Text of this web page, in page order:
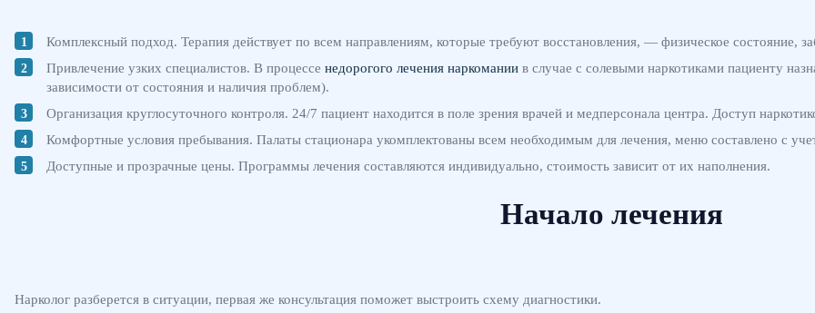
Комплексный подход. Терапия действует по всем направлениям, которые требуют восстановления, — физическое состояние,
Привлечение узких специалистов. В процессе недорогого лечения наркомании в случае с солевыми наркотиками пациенту
зависимости от состояния и наличия проблем).
Организация круглосуточного контроля. 24/7 пациент находится в поле зрения врачей и медперсонала центра. Доступ
Комфортные условия пребывания. Палаты стационара укомплектованы всем необходимым для лечения, меню составлено с
Доступные и прозрачные цены. Программы лечения составляются индивидуально, стоимость зависит от их наполнения.
Начало лечения
Нарколог разберется в ситуации, первая же консультация поможет выстроить схему диагностики.